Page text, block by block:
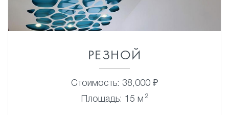
РЕЗНОЙ
Стоимость: 38,000 ₽
Площадь: 15 м 2